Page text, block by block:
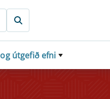
útgefið efni